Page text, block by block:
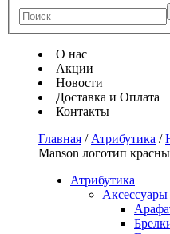
О нас
Акции
Новости
Доставка и Оплата
Контакты
Главная / Атрибутика /
Manson логотип
Атрибутика
Аксессуары